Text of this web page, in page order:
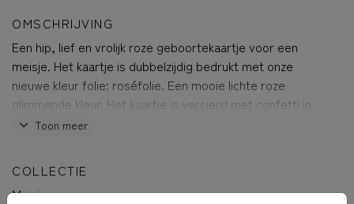
OMSCHRIJVING
Een hip, lief en vrolijk roze geboortekaartje voor een
meisje. Het kaartje is dubbelzijdig bedrukt met onze
nieuwe kleur folie: roséfolie. Een mooie lichte roze
glimmende kleur. Het kaartje is versierd met confetti in
verschillende kleuren en roséfolie.
Toon meer
COLLECTIE
Meisje